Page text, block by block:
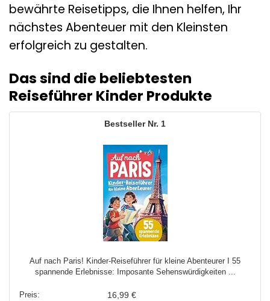
bewährte Reisetipps, die Ihnen helfen, Ihr
nächstes Abenteuer mit den Kleinsten
erfolgreich zu gestalten.
Das sind die beliebtesten
Reiseführer Kinder Produkte
1
Auf nach Paris! Kinder-Reiseführer für kleine Abenteurer I 55
spannende Erlebnisse: Imposante Sehenswürdigkeiten ...
16,99 €